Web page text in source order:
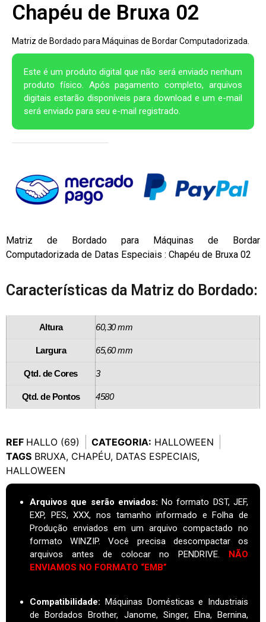
Chapéu de Bruxa 02
Matriz de Bordado para Máquinas de Bordar Computadorizada.
Este é um produto digital que não será enviado nenhum
produto físico. Após pagamento completo, arquivos
digitais estarão disponíveis para download e um e-mail
será enviado para seu e-mail registrado.
Matriz de Bordado para Máquinas de Bordar
Computadorizada de Datas Especiais : Chapéu de Bruxa 02
Características da Matriz do Bordado:
Altura 60,30 mm
Largura 65,60 mm
Qtd. de Cores 3
Qtd. de Pontos 4580
REF HALLO (69) CATEGORIA: HALLOWEEN
TAGS BRUXA, CHAPÉU, DATAS ESPECIAIS,
HALLOWEEN
Arquivos que serão enviados: No formato DST, JEF,
EXP, PES, XXX, nos tamanho informado e Folha de
Produção enviados em um arquivo compactado no
formato WINZIP. Você precisa descompactar os
arquivos antes de colocar no PENDRIVE. NÃO
ENVIAMOS NO FORMATO “EMB”
Compatibilidade: Máquinas Domésticas e Industriais
de Bordados Brother, Janome, Singer, Elna, Bernina,